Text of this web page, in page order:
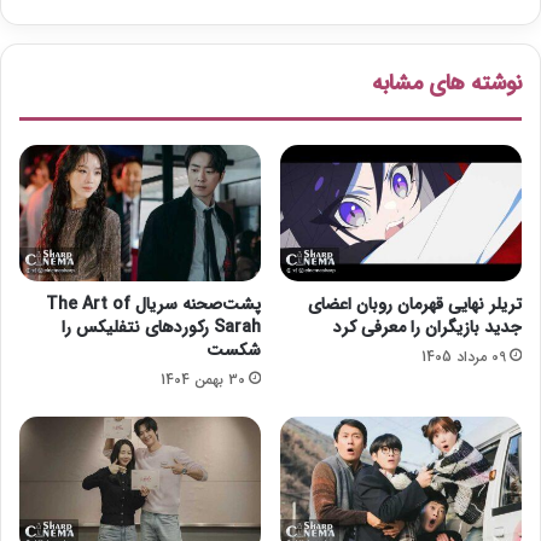
»ا
ش
چ
ر
چ
ل
ا
ف
ر
خ
ت
/
ع
ک
نوشته های مشابه
تریلر نهایی قهرمان روبان اعضای
جدید بازیگران را معرفی کرد
09 مرداد 1405
پشت‌صحنه سریال The Art of
Sarah رکوردهای نتفلیکس را
شکست
30 بهمن 1404